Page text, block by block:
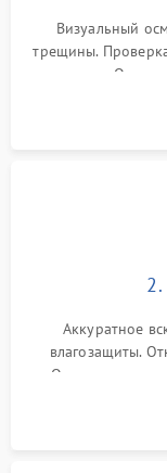
Визуальный
трещины.
зарядки.
проверка
2.
Аккуратное
влагозащиты.
Очистка
обработка